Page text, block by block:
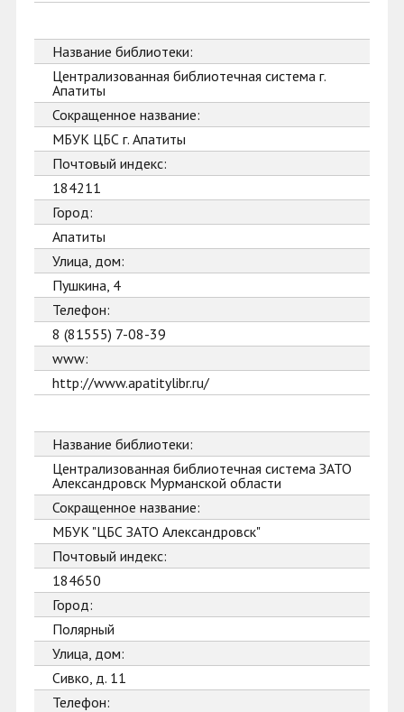
Название библиотеки:
Централизованная библиотечная система г.
Апатиты
Сокращенное название:
МБУК ЦБС г. Апатиты
Почтовый индекс:
184211
Город:
Апатиты
Улица, дом:
Пушкина, 4
Телефон:
8 (81555) 7-08-39
www:
http://www.apatitylibr.ru/
Название библиотеки:
Централизованная библиотечная система ЗАТО
Александровск Мурманской области
Сокращенное название:
МБУК "ЦБС ЗАТО Александровск"
Почтовый индекс:
184650
Город:
Полярный
Улица, дом:
Сивко, д. 11
Телефон: